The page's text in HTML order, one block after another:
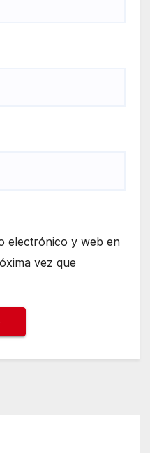
electrónico y web en
vez que